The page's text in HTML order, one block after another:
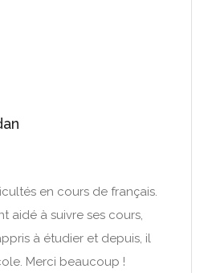
en cours de français.
aidé à suivre ses cours,
à étudier et depuis, il
Merci beaucoup !